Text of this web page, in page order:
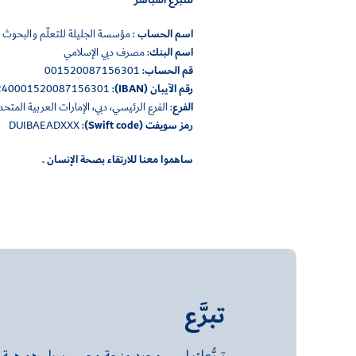
اسم الحساب: مؤسسة الجليلة للتعلّم والبحوث
اسم البنك: مصرف دبي الإسلامي
قم الحساب: 001520087156301
رقم الآيبان (IBAN)
: AE970240001520087156301
الفرع: الفرع الرئيسي، دبي، الإمارات العربية
رمز سويفت(Swift code)
: DUIBAEADXXX
ساهموا معنا للارتقاء بصحة الإنسان .
تبرَّع